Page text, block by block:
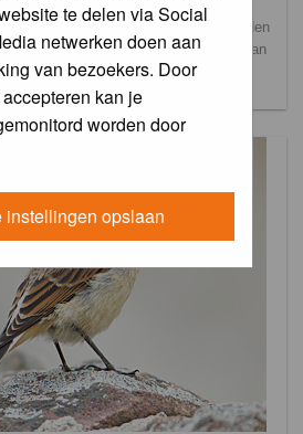
te delen via Social
netwerken doen aan
van bezoekers. Door
kan je
worden door
instellingen opslaan
Onderscheidende foto's worden
albums. Andere foto's blijven hier staan
verbeteralbum.